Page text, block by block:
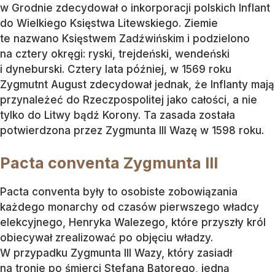
w Grodnie zdecydował o inkorporacji polskich Inflant
do Wielkiego Księstwa Litewskiego. Ziemie
te nazwano Księstwem Zadźwińskim i podzielono
na cztery okręgi: ryski, trejdeński, wendeński
i dyneburski. Cztery lata później, w 1569 roku
Zygmutnt August zdecydował jednak, że Inflanty mają
przynależeć do Rzeczpospolitej jako całości, a nie
tylko do Litwy bądź Korony. Ta zasada została
potwierdzona przez Zygmunta III Wazę w 1598 roku.
Pacta conventa Zygmunta III
Pacta conventa były to osobiste zobowiązania
każdego monarchy od czasów pierwszego władcy
elekcyjnego, Henryka Walezego, które przyszły król
obiecywał zrealizować po objęciu władzy.
W przypadku Zygmunta III Wazy, który zasiadł
na tronie po śmierci Stefana Batorego, jedną